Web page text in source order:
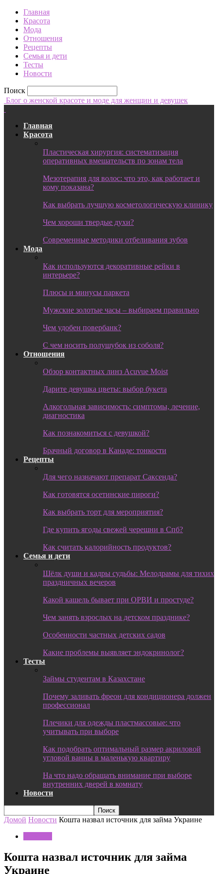
Главная
Красота
Мода
Отношения
Рецепты
Семья и дети
Тесты
Новости
Поиск
Блог о женской красоте и моде для женщин и девушек
Главная
Красота
Пластическая хирургия: систематизация
оперативных вмешательств по зонам тела
Мезотерапия для волос: что это, как работает и
кому показана?
Как выбрать лучшую косметологическую клинику
Чем хороши твердые духи?
Современные методики отбеливания зубов
Мода
Как используются декоративные рейки в
интерьере?
Плюсы и минусы паркета
Мужские золотые часы – выбираем правильно
Чем удобен повербанк?
С чем носить полушубок из соболя?
Отношения
Обзор контактных линз Acuvue Moist
Дарите девушка цветы: выбор букета
Алкогольная зависимость: симптомы, лечение,
диагностика
Как познакомиться с девушкой?
Брачный договор в Канаде: тонкости
Рецепты
Для чего назначают препарат Саксенда?
Как готовятся осетинские пироги?
Как выбрать торт для мероприятия?
Где купить ягоды свежей черешни в Спб?
Как считать калорийность продуктов?
Семья и дети
Шёлк души и кадры судьбы: Мелодрамы для тихих
праздничных вечеров
Какой кашель бывает при ОРВИ и простуде?
Чем занять взрослых на детском празднике?
Особенности частных детских садов
Какие проблемы выявляет эндокринолог?
Тесты
Займы студентам в Казахстане
Почему заливать фреон для кондиционера должен
профессионал
Плечики для одежды пластмассовые: что
учитывать при выборе
Как подобрать оптимальный размер акриловой
угловой ванны в маленькую квартиру
На что надо обращать внимание при выборе
внутренних дверей в комнату
Новости
Домой Новости Кошта назвал источник для займа Украине
Кошта назвал источник для займа
Украине